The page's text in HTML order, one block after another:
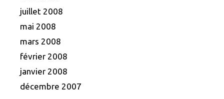
juillet 2008
mai 2008
mars 2008
février 2008
janvier 2008
décembre 2007